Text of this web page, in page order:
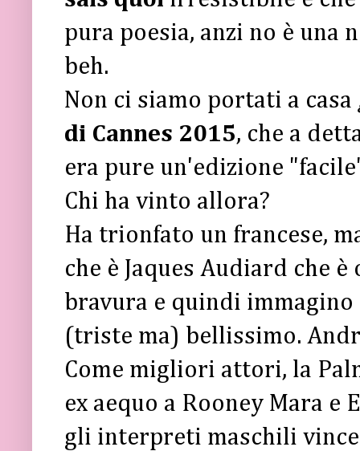
pura poesia, anzi no è una
beh.
Non ci siamo portati a casa
di Cannes 2015, che a
era pure un'edizione
Chi ha vinto allora?
Ha trionfato un francese,
che è Jaques Audiard che
bravura e quindi
(triste ma) bellissimo.
Come migliori attori, la
ex aequo a Rooney Mara
gli interpreti maschili